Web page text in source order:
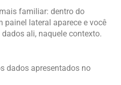
familiar: dentro do
painel lateral aparece e você
ali, naquele contexto.
dados apresentados no